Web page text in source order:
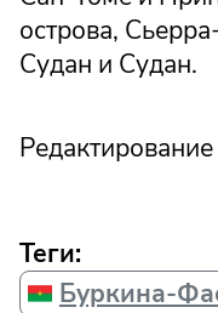
острова,
Судан и Судан.
Теги:
Буркина-